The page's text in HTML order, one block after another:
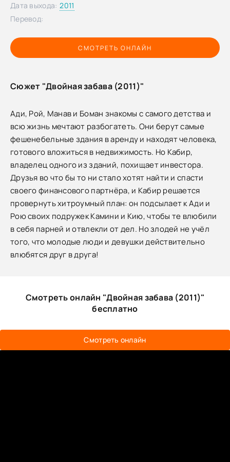
СМОТРЕТЬ ОНЛАЙН
Дата выхода: 2011
Перевод:
Сюжет "Двойная забава (2011)"
Ади, Рой, Манав и Боман знакомы с самого детства и
всю жизнь мечтают разбогатеть. Они берут самые
фешенебельные здания в аренду и находят человека,
готового вложиться в недвижимость. Но Кабир,
владелец одного из зданий, похищает инвестора.
Друзья во что бы то ни стало хотят найти и спасти
своего финансового партнёра, и Кабир решается
провернуть хитроумный план: он подсылает к Ади и
Рою своих подружек Камини и Кию, чтобы те влюбили
в себя парней и отвлекли от дел. Но злодей не учёл
того, что молодые люди и девушки действительно
влюбятся друг в друга!
Смотреть онлайн "Двойная забава (2011)"
бесплатно
Смотреть онлайн